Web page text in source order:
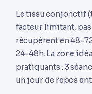
Le tissu conjonctif
facteur limitant, pas
récupèrent en 48-
24-48h. La zone
pratiquants : 3
un jour de repos